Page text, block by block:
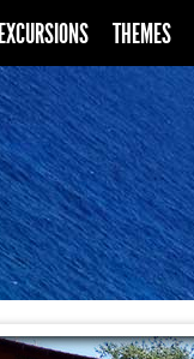
EXCURSIONS THEMES